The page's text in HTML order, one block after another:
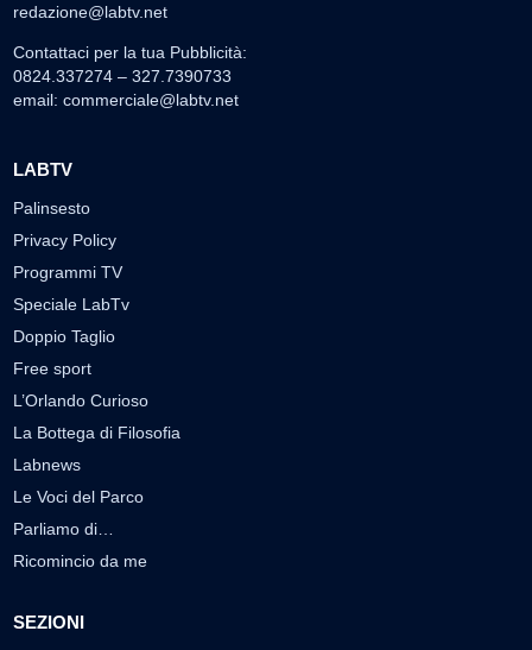
redazione@labtv.net
Contattaci per la tua Pubblicità:
0824.337274 – 327.7390733
email: commerciale@labtv.net
LABTV
Palinsesto
Privacy Policy
Programmi TV
Speciale LabTv
Doppio Taglio
Free sport
L’Orlando Curioso
La Bottega di Filosofia
Labnews
Le Voci del Parco
Parliamo di…
Ricomincio da me
SEZIONI